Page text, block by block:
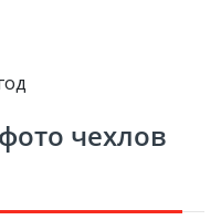
чехлов